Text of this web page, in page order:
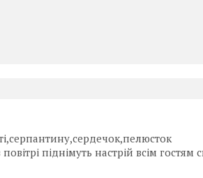
піднімуть настрій всім гостям